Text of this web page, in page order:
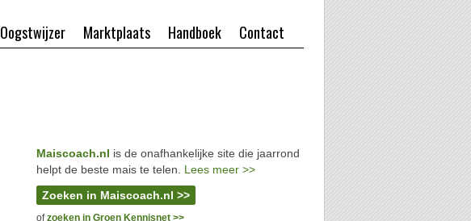
Contact
Handboek
Marktplaats
Oogstwijzer
Maiscoach.nl is de onafhankelijke site die jaarrond
helpt de beste mais te telen. Lees meer >>
Zoeken in Maiscoach.nl >>
ofzoeken in Groen Kennisnet >>